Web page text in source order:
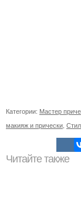
Категории: Мастер
макияж и прически
Читайте также